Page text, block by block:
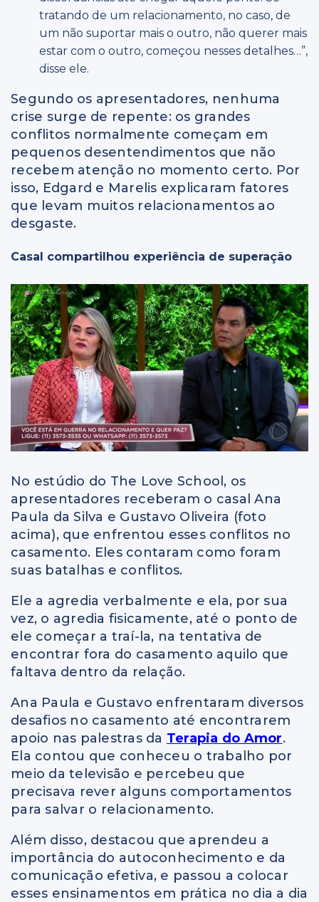
tratando de um relacionamento, no caso, de
um não suportar mais o outro, não querer mais
estar com o outro, começou nesses detalhes…”,
disse ele.
Segundo os apresentadores, nenhuma
crise surge de repente: os grandes
conflitos normalmente começam em
pequenos desentendimentos que não
recebem atenção no momento certo. Por
isso, Edgard e Marelis explicaram fatores
que levam muitos relacionamentos ao
desgaste.
Casal compartilhou experiência de superação
No estúdio do The Love School, os
apresentadores receberam o casal Ana
Paula da Silva e Gustavo Oliveira (foto
acima), que enfrentou esses conflitos no
casamento. Eles contaram como foram
suas batalhas e conflitos.
Ele a agredia verbalmente e ela, por sua
vez, o agredia fisicamente, até o ponto de
ele começar a traí-la, na tentativa de
encontrar fora do casamento aquilo que
faltava dentro da relação.
Ana Paula e Gustavo enfrentaram diversos
desafios no casamento até encontrarem
apoio nas palestras da Terapia do Amor.
Ela contou que conheceu o trabalho por
meio da televisão e percebeu que
precisava rever alguns comportamentos
para salvar o relacionamento.
Além disso, destacou que aprendeu a
importância do autoconhecimento e da
comunicação efetiva, e passou a colocar
esses ensinamentos em prática no dia a dia